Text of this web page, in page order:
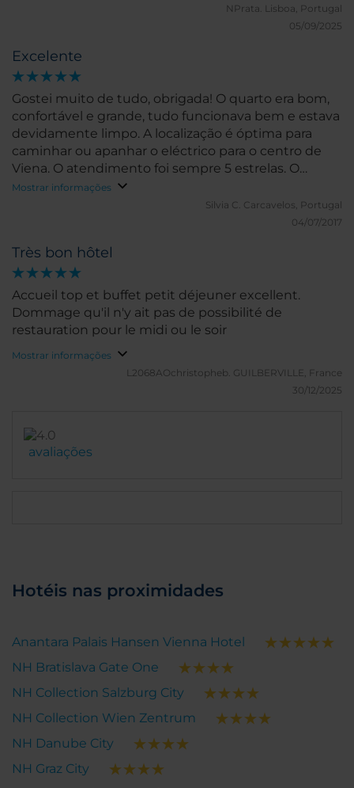
NPrata. Lisboa, Portugal
05/09/2025
Excelente
Gostei muito de tudo, obrigada! O quarto era bom,
confortável e grande, tudo funcionava bem e estava
devidamente limpo. A localização é óptima para
caminhar ou apanhar o eléctrico para o centro de
Viena. O atendimento foi sempre 5 estrelas. O
estacionamento recomendado também é de
Mostrar informações
Silvia C. Carcavelos, Portugal
04/07/2017
Très bon hôtel
Accueil top et buffet petit déjeuner excellent.
Dommage qu'il n'y ait pas de possibilité de
restauration pour le midi ou le soir
Mostrar informações
L2068AOchristopheb. GUILBERVILLE, France
30/12/2025
avaliações
Hotéis nas proximidades
Anantara Palais Hansen Vienna Hotel
NH Bratislava Gate One
NH Collection Salzburg City
NH Collection Wien Zentrum
NH Danube City
NH Graz City